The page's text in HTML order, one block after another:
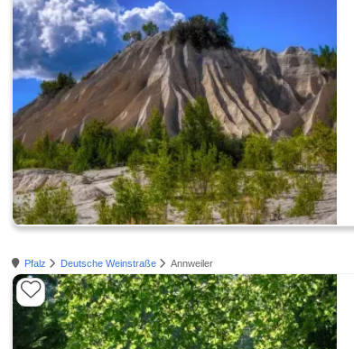
Pfalz Deutsche Weinstraße Annweiler